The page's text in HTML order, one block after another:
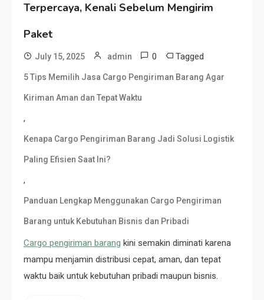
Terpercaya, Kenali Sebelum Mengirim
Paket
July 15, 2025 admin 0 Tagged
5 Tips Memilih Jasa Cargo Pengiriman Barang Agar
Kiriman Aman dan Tepat Waktu
,
Kenapa Cargo Pengiriman Barang Jadi Solusi Logistik
Paling Efisien Saat Ini?
,
Panduan Lengkap Menggunakan Cargo Pengiriman
Barang untuk Kebutuhan Bisnis dan Pribadi
Cargo pengiriman barang kini semakin diminati karena
mampu menjamin distribusi cepat, aman, dan tepat
waktu baik untuk kebutuhan pribadi maupun bisnis.